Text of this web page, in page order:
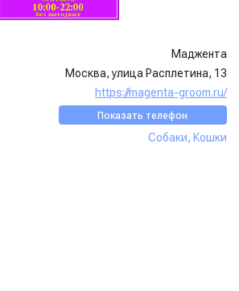
Маджента
Москва, улица Расплетина, 13
https://magenta-groom.ru/
Показать телефон
Собаки, Кошки